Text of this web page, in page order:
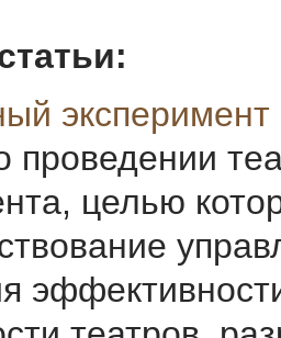
эксперимент
целью